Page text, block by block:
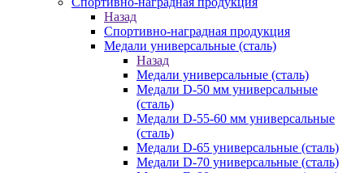
Назад
Спортивно-наградная продукция
Медали универсальные (сталь)
Назад
Медали универсальные (сталь)
Медали D-50 мм универсальные
(сталь)
Медали D-55-60 мм универсальные
(сталь)
Медали D-65 универсальные (сталь)
Медали D-70 универсальные (сталь)